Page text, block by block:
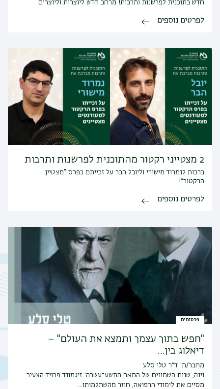
חדש בתוכנית לפרשנות ותרבות! מרחב חדש ליוצרות וליוצרים
לפרטים נוספים
2 מצטייני רקטור מהתוכנית לפרשנות ותרבות
ברכות לנמרוד מישורי וליובל הבר על זכייתם בפרס "מצטיין
הרקטור״!
לפרטים נוספים
פרסומים
"חפש בתוך עצמך ותמצא את העולם" –
דיאלוג בין…
מחבר/ת: ד״ר טלי סלע
וינה, שנות השמונים של המאה התשע־עשרה: זיגמונד פרויד הצעיר
מסיים את לימודי הרפואה, חוזר מהשתלמותו…